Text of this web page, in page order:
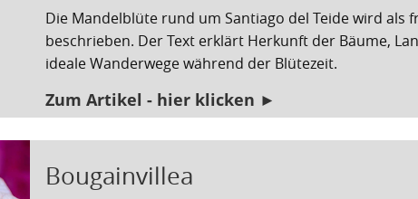
Die Mandelblüte rund um Santiago del Teide wird als
beschrieben. Der Text erklärt Herkunft der Bäume,
ideale Wanderwege während der Blütezeit.
Zum Artikel - hier klicken ►
Bougainvillea